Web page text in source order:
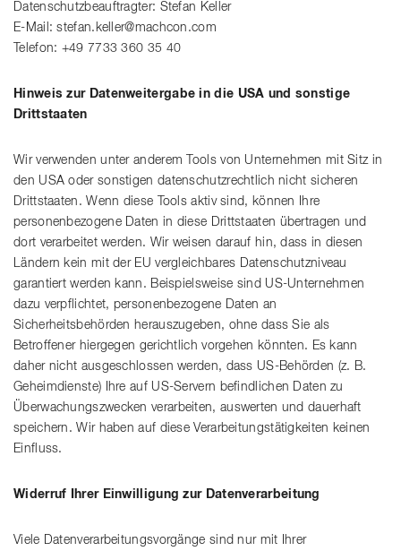
Datenschutzbeauftragter: Stefan Keller
E-Mail: stefan.keller@machcon.com
Telefon: +49 7733 360 35 40
Hinweis zur Datenweitergabe in die USA und sonstige
Drittstaaten
Wir verwenden unter anderem Tools von Unternehmen mit Sitz in
den USA oder sonstigen datenschutzrechtlich nicht sicheren
Drittstaaten. Wenn diese Tools aktiv sind, können Ihre
personenbezogene Daten in diese Drittstaaten übertragen und
dort verarbeitet werden. Wir weisen darauf hin, dass in diesen
Ländern kein mit der EU vergleichbares Datenschutzniveau
garantiert werden kann. Beispielsweise sind US-Unternehmen
dazu verpflichtet, personenbezogene Daten an
Sicherheitsbehörden herauszugeben, ohne dass Sie als
Betroffener hiergegen gerichtlich vorgehen könnten. Es kann
daher nicht ausgeschlossen werden, dass US-Behörden (z. B.
Geheimdienste) Ihre auf US-Servern befindlichen Daten zu
Überwachungszwecken verarbeiten, auswerten und dauerhaft
speichern. Wir haben auf diese Verarbeitungstätigkeiten keinen
Einfluss.
Widerruf Ihrer Einwilligung zur Datenverarbeitung
Viele Datenverarbeitungsvorgänge sind nur mit Ihrer